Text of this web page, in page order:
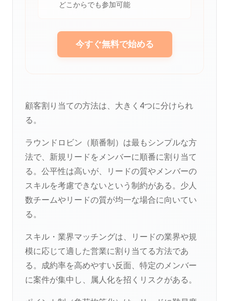
どこからでも参加可能
今すぐ無料で始める
顧客割り当ての方法は、大きく4つに分けられ
る。
ラウンドロビン（順番制）は最もシンプルな方
法で、新規リードをメンバーに順番に割り当て
る。公平性は高いが、リードの質やメンバーの
スキルを考慮できないという制約がある。少人
数チームやリードの質が均一な場合に向いてい
る。
スキル・業界マッチングは、リードの業界や規
模に応じて適した営業に割り当てる方法であ
る。成約率を高めやすい反面、特定のメンバー
に案件が集中し、属人化を招くリスクがある。